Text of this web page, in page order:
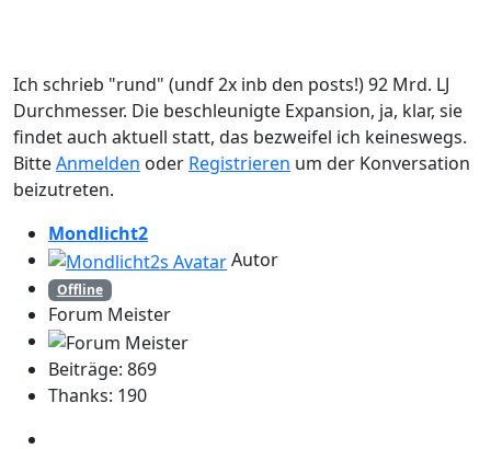
Ich schrieb "rund" (undf 2x inb den posts!) 92 Mrd. LJ
Durchmesser. Die beschleunigte Expansion, ja, klar, sie
findet auch aktuell statt, das bezweifel ich keineswegs.
BitteAnmelden oder Registrieren um der Konversation
beizutreten.
Mondlicht2
Autor
Offline
Forum Meister
Beiträge: 869
Thanks: 190